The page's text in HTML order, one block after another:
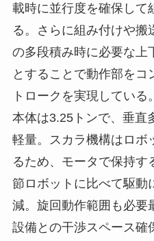
載時に並行度を確保して
る。さらに組み付けや搬
の多段積み時に必要な上
とすることで動作部をコ
トロークを実現している。
本体は3.25トンで、垂直
軽量。スカラ機構はロボ
るため、モータで保持す
節ロボットに比べて駆動
減。旋回動作範囲も必要
設備との干渉スペース確